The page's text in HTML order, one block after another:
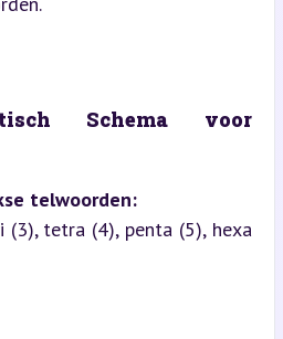
Schema voor
telwoorden: